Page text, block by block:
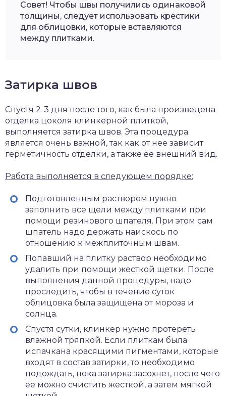
Совет! Чтобы швы получились одинаковой
толщины, следует использовать крестики
для облицовки, которые вставляются
между плитками.
Затирка швов
Спустя 2-3 дня после того, как была произведена
отделка цоколя клинкерной плиткой,
выполняется затирка швов. Эта процедура
является очень важной, так как от нее зависит
герметичность отделки, а также ее внешний вид.
Работа выполняется в следующем порядке:
Подготовленным раствором нужно
заполнить все щели между плитками при
помощи резинового шпателя. При этом сам
шпатель надо держать наискось по
отношению к межплиточным швам.
Попавший на плитку раствор необходимо
удалить при помощи жесткой щетки. После
выполнения данной процедуры, надо
проследить, чтобы в течение суток
облицовка была защищена от мороза и
солнца.
Спустя сутки, клинкер нужно протереть
влажной тряпкой. Если плиткам была
испачкана красящими пигментами, которые
входят в состав затирки, то необходимо
подождать, пока затирка засохнет, после чего
ее можно счистить жесткой, а затем мягкой